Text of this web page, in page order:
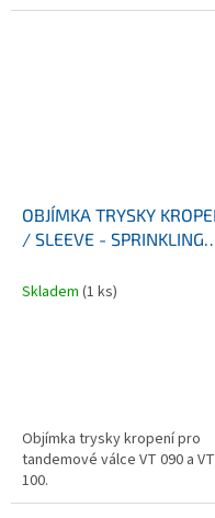
OBJÍMKA TRYSKY
/ SLEEVE - SPRINKLING
Skladem (1 ks)
Objímka trysky kropení pro
tandemové válce VT 090 a VT
100.